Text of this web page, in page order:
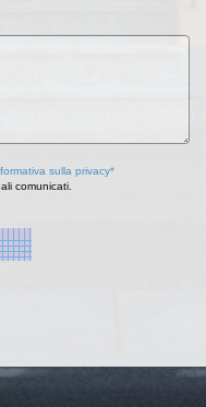
sulla privacy*
comunicati.